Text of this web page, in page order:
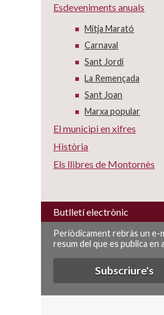
Esdeveniments anuals
Mitja Marató
Carnaval
Sant Jordi
La Remençada
Sant Joan
Marxa popular
El municipi en xifres
Història
Els llibres de Montornès
Butlletí electrònic
Periòdicament rebràs un e-
resum del que es publica en
Subscriure's